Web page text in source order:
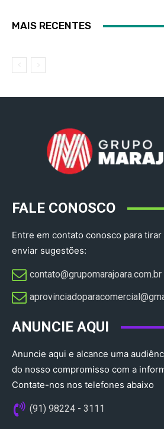
MAIS RECENTES
FALE CONOSCO
Entre em contato conosco para
enviar sugestões:
contato@grupomarajoara.com.br
ANUNCIE AQUI
Anuncie aqui e alcance uma
do nosso compromisso com a
Contate-nos nos telefones abaixo
(91) 98224 - 3111